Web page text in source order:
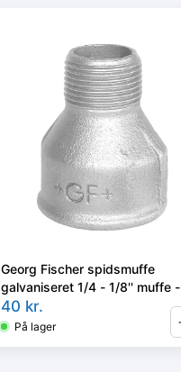
Georg Fischer spidsmuffe
galvaniseret 1/4 - 1/8'' muffe -
nippel
40 kr.
På lager